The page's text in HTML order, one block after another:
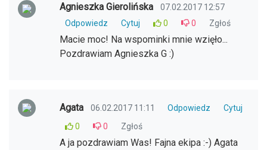
Agnieszka Gierolińska
07.02.2017 12:57
Odpowiedz
Cytuj 0 0 Zgłoś
Macie moc! Na wspominki mnie wzięło...
Pozdrawiam Agnieszka G :)
Agata 06.02.2017 11:11 Odpowiedz
Cytuj
0
0 Zgłoś
A ja pozdrawiam Was! Fajna ekipa :-) Agata